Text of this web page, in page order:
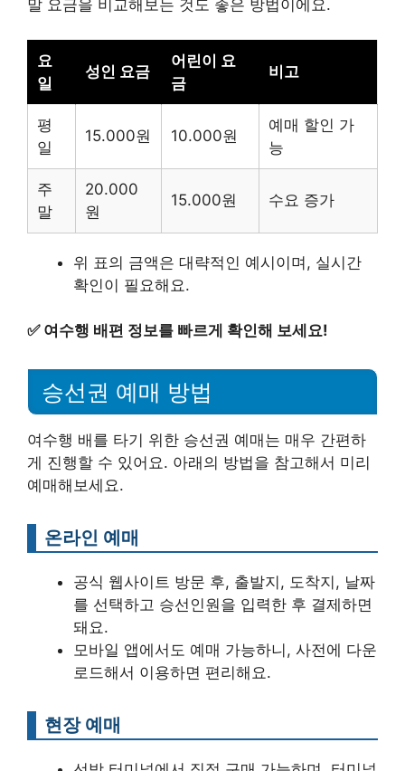
말 요금을 비교해보는 것도 좋은 방법이에요.
요
일
성인 요금
어린이 요
금
비고
평
일
15.000원 10.000원
예매 할인 가
능
주
말
20.000
원
15.000원 수요 증가
위 표의 금액은 대략적인 예시이며, 실시간
확인이 필요해요.
✅ 여수행 배편 정보를 빠르게 확인해 보세요!
승선권 예매 방법
여수행 배를 타기 위한 승선권 예매는 매우 간편하
게 진행할 수 있어요. 아래의 방법을 참고해서 미리
예매해보세요.
온라인 예매
공식 웹사이트 방문 후, 출발지, 도착지, 날짜
를 선택하고 승선인원을 입력한 후 결제하면
돼요.
모바일 앱에서도 예매 가능하니, 사전에 다운
로드해서 이용하면 편리해요.
현장 예매